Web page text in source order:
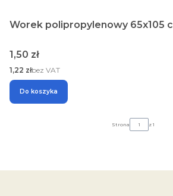
Worek polipropylenowy 65x105
Cena
1,50 zł
Cena
1,22 złbez VAT
Do koszyka
Strona z 1